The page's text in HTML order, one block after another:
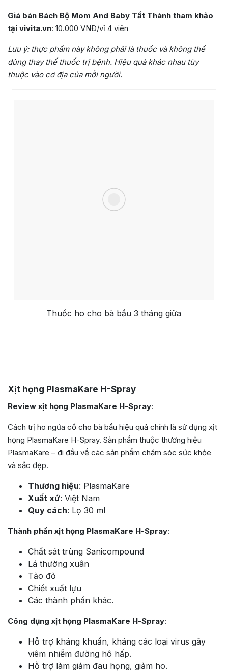
Giá bán Bách Bộ Mom And Baby Tất Thành tham khảo
tại vivita.vn: 10.000 VNĐ/vỉ 4 viên
Lưu ý: thực phẩm này không phải là thuốc và không thể
dùng thay thế thuốc trị bệnh. Hiệu quả khác nhau tùy
thuộc vào cơ địa của mỗi người.
Thuốc ho cho bà bầu 3 tháng giữa
Xịt họng PlasmaKare H-Spray
Review xịt họng PlasmaKare H-Spray:
Cách trị ho ngứa cổ cho bà bầu hiệu quả chính là sử dụng xịt
họng PlasmaKare H-Spray. Sản phẩm thuộc thương hiệu
PlasmaKare – đi đầu về các sản phẩm chăm sóc sức khỏe
và sắc đẹp.
Thương hiệu: PlasmaKare
Xuất xứ: Việt Nam
Quy cách: Lọ 30 ml
Thành phần xịt họng PlasmaKare H-Spray:
Chất sát trùng Sanicompound
Lá thường xuân
Tảo đỏ
Chiết xuất lựu
Các thành phần khác.
Công dụng xịt họng PlasmaKare H-Spray:
Hỗ trợ kháng khuẩn, kháng các loại virus gây
viêm nhiễm đường hô hấp.
Hỗ trợ làm giảm đau họng, giảm ho.